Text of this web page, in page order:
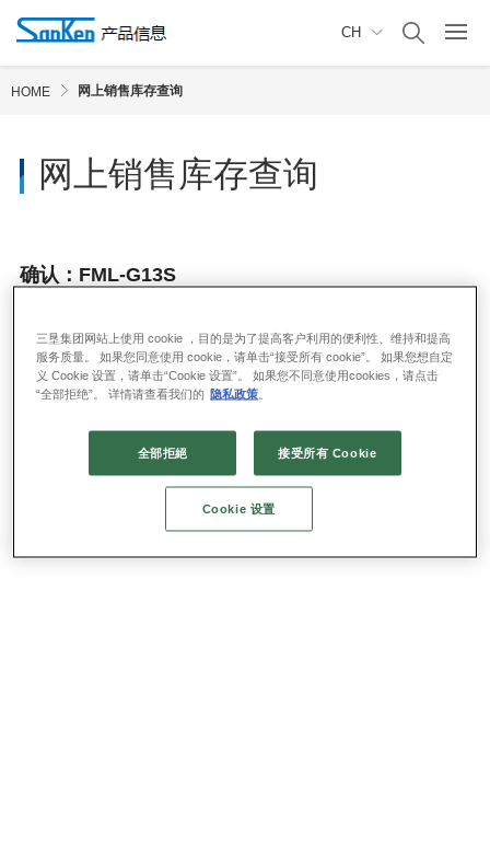
CH
HOME 网上销售库存查询
网上销售库存查询
确认：FML-G13S
三垦集团网站上使用 cookie ，目的是为了提高客户利用的便利性、维持和提高
服务质量。 如果您同意使用 cookie，请单击“接受所有 cookie”。 如果您想自定
义 Cookie 设置，请单击“Cookie 设置”。 如果您不同意使用cookies，请点击
“全部拒绝”。 详情请查看我们的 隐私政策
全部拒絕 接受所有 Cookie
Cookie 设置